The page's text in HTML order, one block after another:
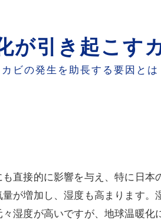
が引き起こす
ビの発生を助長する要因とは
直接的に影響を与え、特に日
が増加し、湿度も高まります
湿度が高いですが、地球温暖